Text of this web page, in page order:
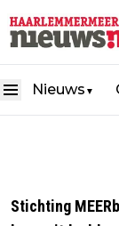
Nieuws ▼
Stichting